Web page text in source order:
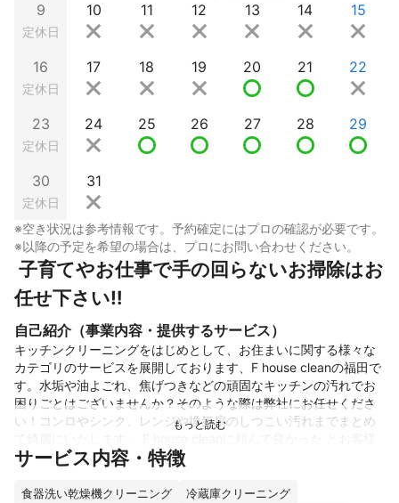
9
定休日
10 11 12 13 14 15
16
定休日
17 18 19 20 21 22
23
定休日
24 25 26 27 28 29
30
定休日
31
※空き状況は参考情報です。予約確定にはプロの確認が必要です。
※以降の予定を希望の場合は、プロにお問い合わせください。
任せ下さい‼︎
自己紹介（事業内容・提供するサービス）
キッチンクリーニングをはじめとして、お住まいに関する様々な
カテゴリのサービスを展開しております、F house cleanの福田で
す。水垢や油よごれ、焦げつきなどの頑固なキッチンの汚れでお
困りごとはございませんか？そのような際は弊社にお任せくださ
い！コンロやシンク、レンジや換気扇のしつこい汚れまでまとめ
に満足して頂けるように、誠心誠意対応させていただきます。ま
これまでの実績
サービス内容・特徴
食器洗い乾燥機クリーニング
冷蔵庫クリーニング